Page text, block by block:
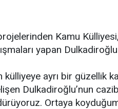
Kamu
yapan
ayrı bir güzellik
Dulkadiroğlu’nun
Ortaya